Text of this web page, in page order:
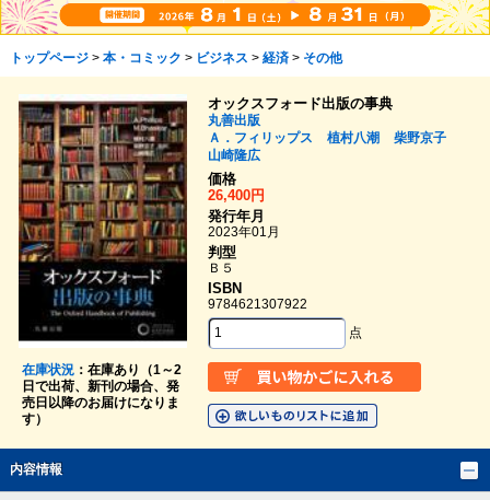
トップページ> 本・コミック > ビジネス > 経済> その他
在庫状況：在庫あり（1～2
日で出荷、新刊の場合、発
売日以降のお届けになりま
す）
オックスフォード出版の事典
丸善出版
Ａ．フィリップス
植村八潮
柴野京子
山崎隆広
価格
26,400円
発行年月
2023年01月
判型
Ｂ５
ISBN
9784621307922
点
内容情報